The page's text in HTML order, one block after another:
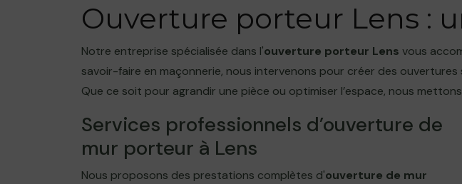
Ouverture porteur Lens :
Notre entreprise spécialisée dans l'ouverture porteur Lens vous
savoir-faire en maçonnerie, nous intervenons pour créer des
Que ce soit pour agrandir une pièce ou optimiser l’espace, nous
Services professionnels d’ouverture de
mur porteur à Lens
Nous proposons des prestations complètes d'ouverture de mur